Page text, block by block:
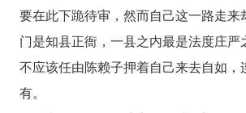
要在此下跪待审，然而自己这一路走来
门是知县正衙，一县之内最是法度庄
不应该任由陈赖子押着自己来去自如，
有。